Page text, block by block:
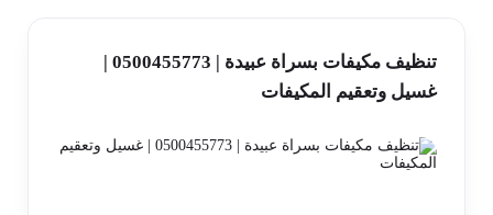
تنظيف مكيفات بسراة عبيدة | 0500455773 |
غسيل وتعقيم المكيفات